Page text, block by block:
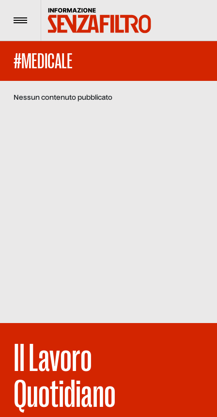
Menu
#MEDICALE
Nessun contenuto pubblicato
Il Lavoro
Quotidiano